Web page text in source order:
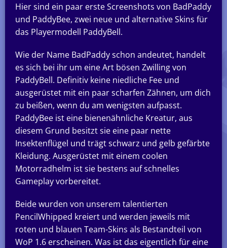
Hier sind ein paar erste Screenshots von BadPaddy
und PaddyBee, zwei neue und alternative Skins für
das Playermodell PaddyBell.
Wie der Name BadPaddy schon andeutet, handelt
es sich bei ihr um eine Art bösen Zwilling von
PaddyBell. Definitiv keine niedliche Fee und
ausgerüstet mit ein paar scharfen Zähnen, um dich
zu beißen, wenn du am wenigsten aufpasst.
PaddyBee ist eine bienenähnliche Kreatur, aus
diesem Grund besitzt sie eine paar nette
Insektenflügel und trägt schwarz und gelb gefärbte
Kleidung. Ausgerüstet mit einem coolen
Motorradhelm ist sie bestens auf schnelles
Gameplay vorbereitet.
Beide wurden von unserem talentierten
PencilWhipped kreiert und werden jeweils mit
roten und blauen Team-Skins als Bestandteil von
WoP 1.6 erscheinen. Was ist das eigentlich für eine